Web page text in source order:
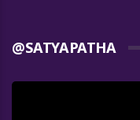
@SATYAPATHA